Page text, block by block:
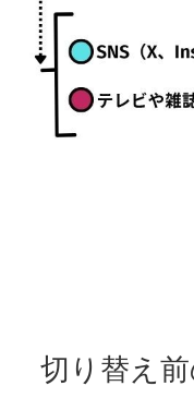
切り替え